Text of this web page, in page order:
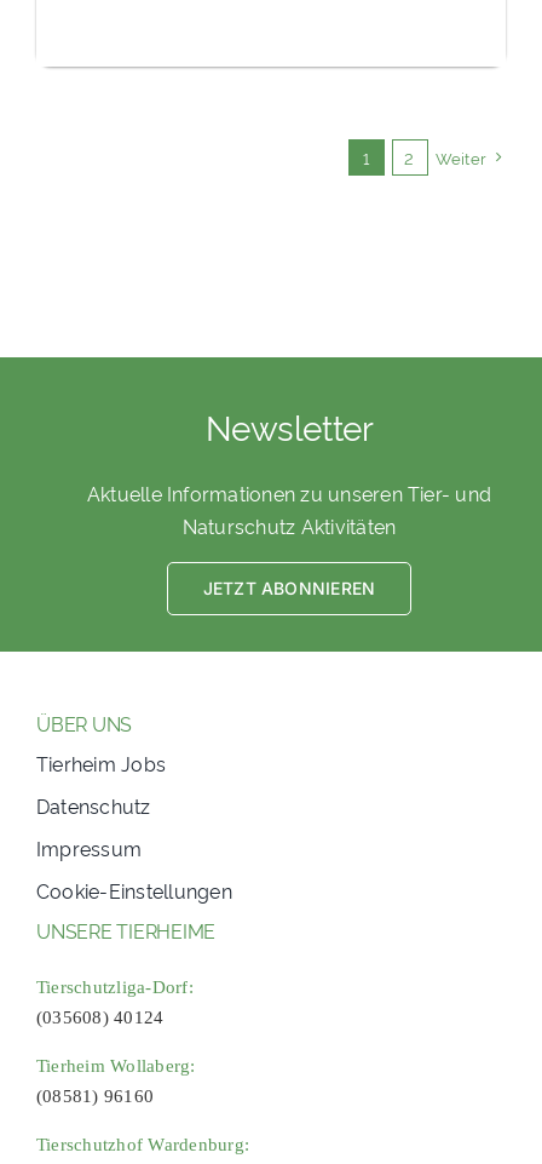
1 2 Weiter
Newsletter
Aktuelle Informationen zu unseren Tier- und
Naturschutz Aktivitäten
JETZT ABONNIEREN
ÜBER UNS
Tierheim Jobs
Datenschutz
Impressum
Cookie-Einstellungen
UNSERE TIERHEIME
Tierschutzliga-Dorf:
(035608) 40124
Tierheim Wollaberg:
(08581) 96160
Tierschutzhof Wardenburg: